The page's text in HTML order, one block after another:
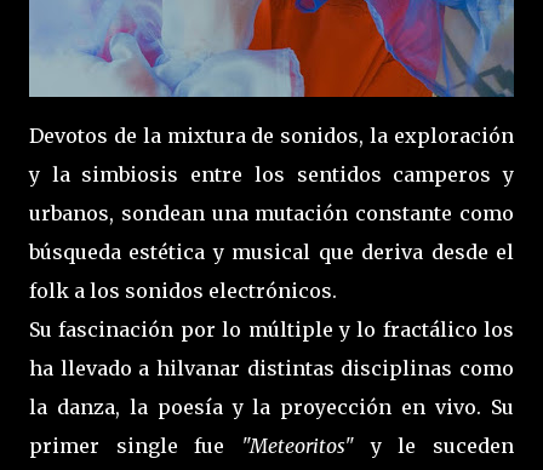
Devotos de la mixtura de sonidos, la exploración
y la simbiosis entre los sentidos camperos y
urbanos, sondean una mutación constante como
búsqueda estética y musical que deriva desde el
folk a los sonidos electrónicos.
Su fascinación por lo múltiple y lo fractálico los
ha llevado a hilvanar distintas disciplinas como
la danza, la poesía y la proyección en vivo. Su
primer single fue "Meteoritos" y le suceden